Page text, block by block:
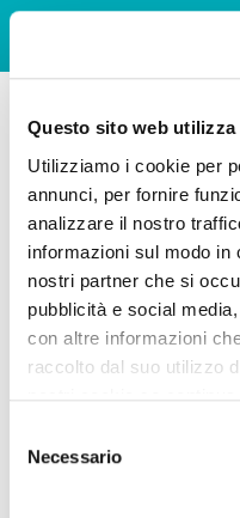
Questo sito web utilizza
Utilizziamo i cookie per
annunci, per fornire
analizzare il nostro
informazioni sul modo
nostri partner che si
pubblicità e social
con altre informazioni
raccolto dal suo utilizzo
delNecessario